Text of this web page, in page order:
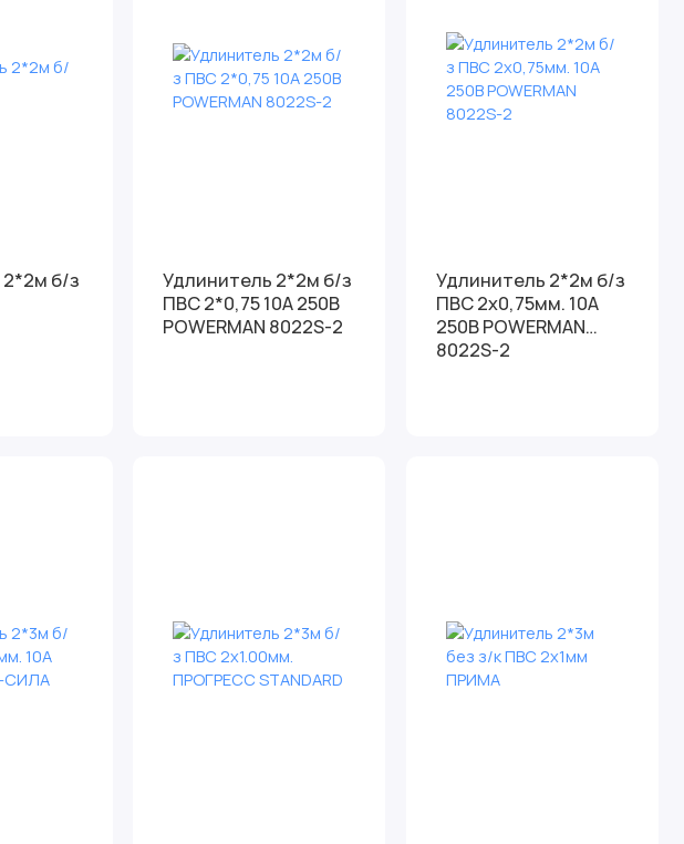
Удлинитель 2*2м б/з
ПВС 2*0,75 10А 250В
POWERMAN 8022S-2
Удлинитель 2*2м б/з
ПВС 2х0,75мм. 10А
250В POWERMAN
8022S-2